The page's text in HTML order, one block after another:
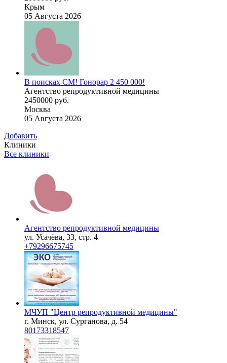
Крым
05 Августа 2026
В поисках СМ! Гонорар 2 450 000!
Агентство репродуктивной медицины
2450000 руб.
Москва
05 Августа 2026
Добавить
Клиники
Все клиники
Агентство репродуктивной медицины
ул. Усачёва, 33, стр. 4
+79296675745
МЧУП "Центр репродуктивной медицины"
г. Минск, ул. Сурганова, д. 54
80173318547